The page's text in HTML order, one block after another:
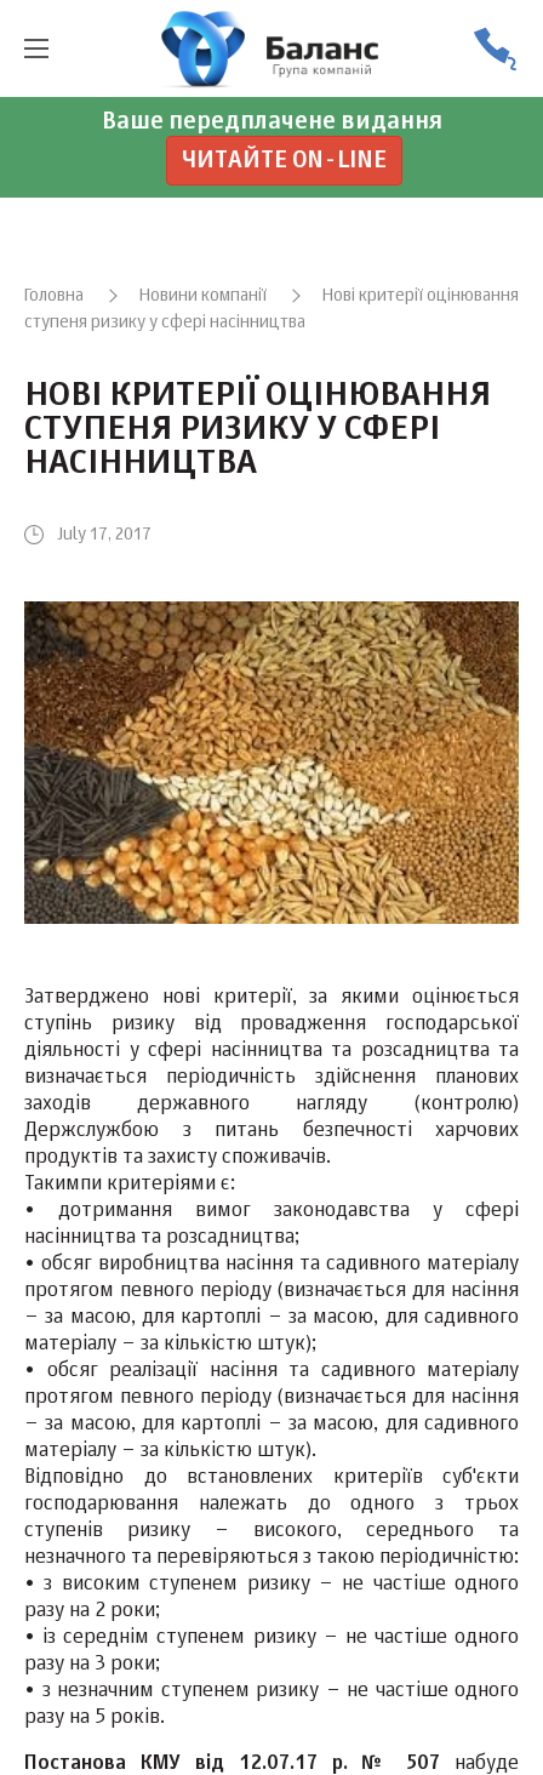
Ваше передплачене видання
ЧИТАЙТЕ ON-LINE
Головна Новини компанії
Нові критерії оцінювання
ступеня ризику у сфері насінництва
НОВІ КРИТЕРІЇ ОЦІНЮВАННЯ
СТУПЕНЯ РИЗИКУ У СФЕРІ
НАСІННИЦТВА
July 17, 2017
Затверджено нові критерії, за якими оцінюється
ступінь ризику від провадження господарської
діяльності у сфері насінництва та розсадництва та
визначається періодичність здійснення планових
заходів державного нагляду (контролю)
Держслужбою з питань безпечності харчових
продуктів та захисту споживачів.
Такимпи критеріями є:
• дотримання вимог законодавства у сфері
насінництва та розсадництва;
• обсяг виробництва насіння та садивного матеріалу
протягом певного періоду (визначається для насіння
– за масою, для картоплі – за масою, для садивного
матеріалу – за кількістю штук);
• обсяг реалізації насіння та садивного матеріалу
протягом певного періоду (визначається для насіння
– за масою, для картоплі – за масою, для садивного
матеріалу – за кількістю штук).
Відповідно до встановлених критеріїв суб'єкти
господарювання належать до одного з трьох
ступенів ризику – високого, середнього та
незначного та перевіряються з такою періодичністю:
• з високим ступенем ризику – не частіше одного
разу на 2 роки;
• із середнім ступенем ризику – не частіше одного
разу на 3 роки;
• з незначним ступенем ризику – не частіше одного
разу на 5 років.
Постанова КМУ від 12.07.17 р. № 507
набуде